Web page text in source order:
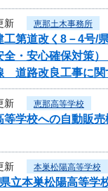
新 恵那土木事務所
工第道改く8－4号
全・安心確保対策
道路改良工事に関
新 恵那高等学校
等学校への自動販
新 本巣松陽高等学校
立本巣松陽高等学